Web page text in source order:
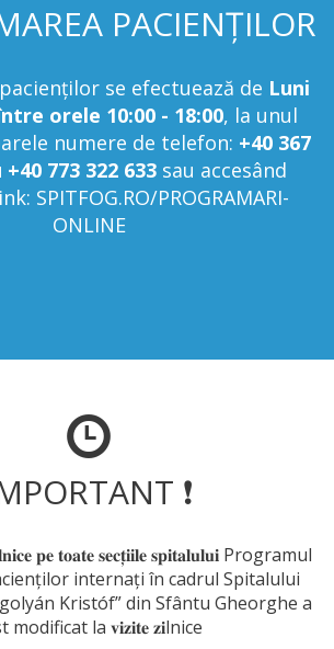
PACIENȚILOR
se efectuează de Luni
orele 10:00 - 18:00, la unul
numere de telefon: +40 367
+40 773 322 633sau accesând
SPITFOG.RO/PROGRAMARI-
ONLINE
❗
𝐩𝐞 𝐭𝐨𝐚𝐭𝐞 𝐬𝐞𝐜𝐭̦𝐢𝐢𝐥𝐞 𝐬𝐩𝐢𝐭𝐚𝐥𝐮𝐥𝐮𝐢 Programul
internați în cadrul Spitalului
Kristóf” din Sfântu Gheorghe a
modificat la 𝐯𝐢𝐳𝐢𝐭𝐞 𝐳𝐢lnice